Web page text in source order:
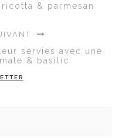
& parmesan
servies avec une
& basilic